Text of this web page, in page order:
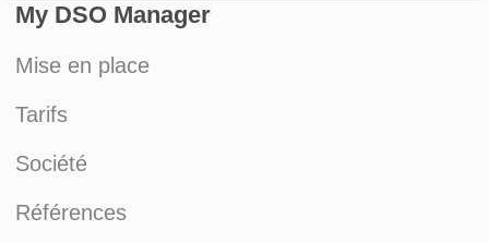
My DSO Manager
Mise en place
Tarifs
Société
Références